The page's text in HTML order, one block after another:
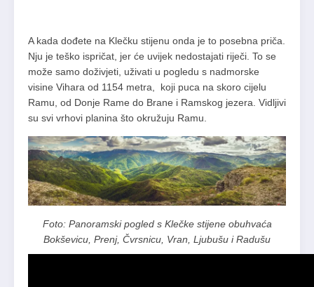
A kada dođete na Klečku stijenu onda je to posebna priča.
Nju je teško ispričat, jer će uvijek nedostajati riječi. To se
može samo doživjeti, uživati u pogledu s nadmorske
visine Vihara od 1154 metra, koji puca na skoro cijelu
Ramu, od Donje Rame do Brane i Ramskog jezera. Vidljivi
su svi vrhovi planina što okružuju Ramu.
Foto: Panoramski pogled s Klečke stijene obuhvaća
Bokševicu, Prenj, Čvrsnicu, Vran, Ljubušu i Radušu